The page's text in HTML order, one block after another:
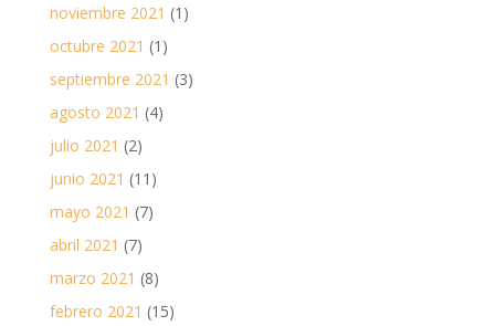
noviembre 2021 (1)
octubre 2021 (1)
septiembre 2021 (3)
agosto 2021 (4)
julio 2021 (2)
junio 2021 (11)
mayo 2021 (7)
abril 2021 (7)
marzo 2021 (8)
febrero 2021 (15)